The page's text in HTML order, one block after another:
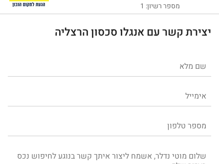
מספר רשיון: 1
יצירת קשר עם אנגלו סכסון הרצליה